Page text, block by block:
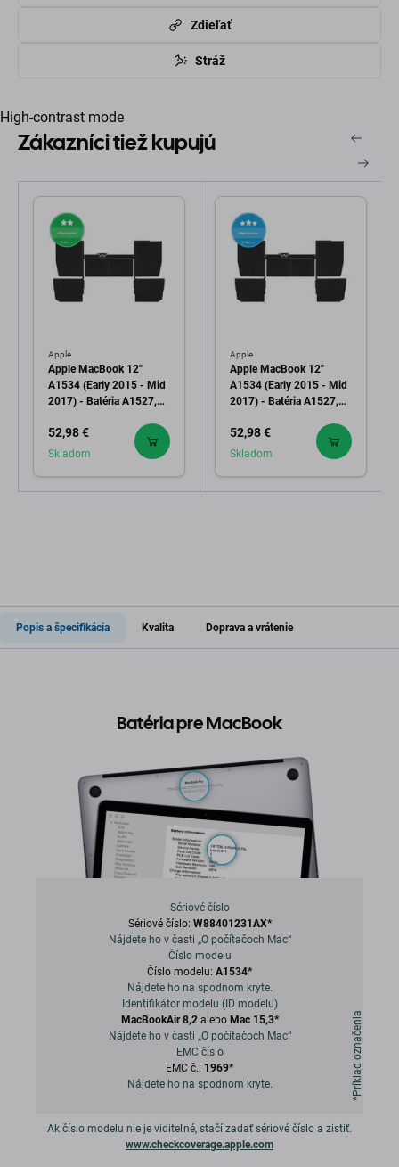
Zdieľať
Stráž
High-contrast mode
Zákazníci tiež kupujú
Apple
Apple MacBook 12"
A1534 (Early 2015 - Mid
2017) - Batéria A1527,
52,98 €
Skladom
Apple
Apple MacBook 12"
A1534 (Early 2015 - Mid
2017) - Batéria A1527,
FixPremium
52,98 €
Skladom
Popis a špecifikácia Kvalita Doprava a vrátenie
Batéria pre MacBook
Sériové číslo
Sériové číslo: W88401231AX*
Nájdete ho v časti „O počítačoch Mac“
Číslo modelu
Číslo modelu: A1534*
Nájdete ho na spodnom kryte.
Identifikátor modelu (ID modelu)
MacBookAir 8,2alebo Mac 15,3*
Nájdete ho v časti „O počítačoch Mac“
EMC číslo
EMC č.: 1969*
Nájdete ho na spodnom kryte.
*Príklad označenia
Ak číslo modelu nie je viditeľné, stačí zadať sériové číslo a zistiť.
www.checkcoverage.apple.com